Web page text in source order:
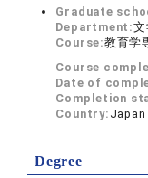
Graduate
Department:文
Course:教育学
Course
Date of
Completion
Country: Japan
Degree